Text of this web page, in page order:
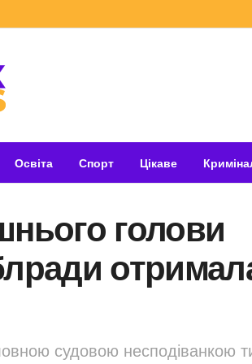
Освіта Спорт Цікаве
голови
судовою несподіванкою